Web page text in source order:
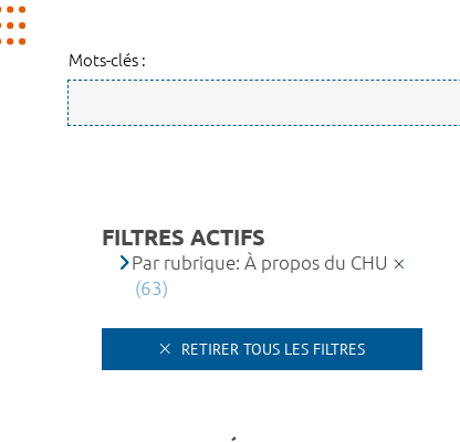
Mots-clés :
FILTRES ACTIFS
Par rubrique: À propos du CHU
(63)
RETIRER TOUS LES FILTRES